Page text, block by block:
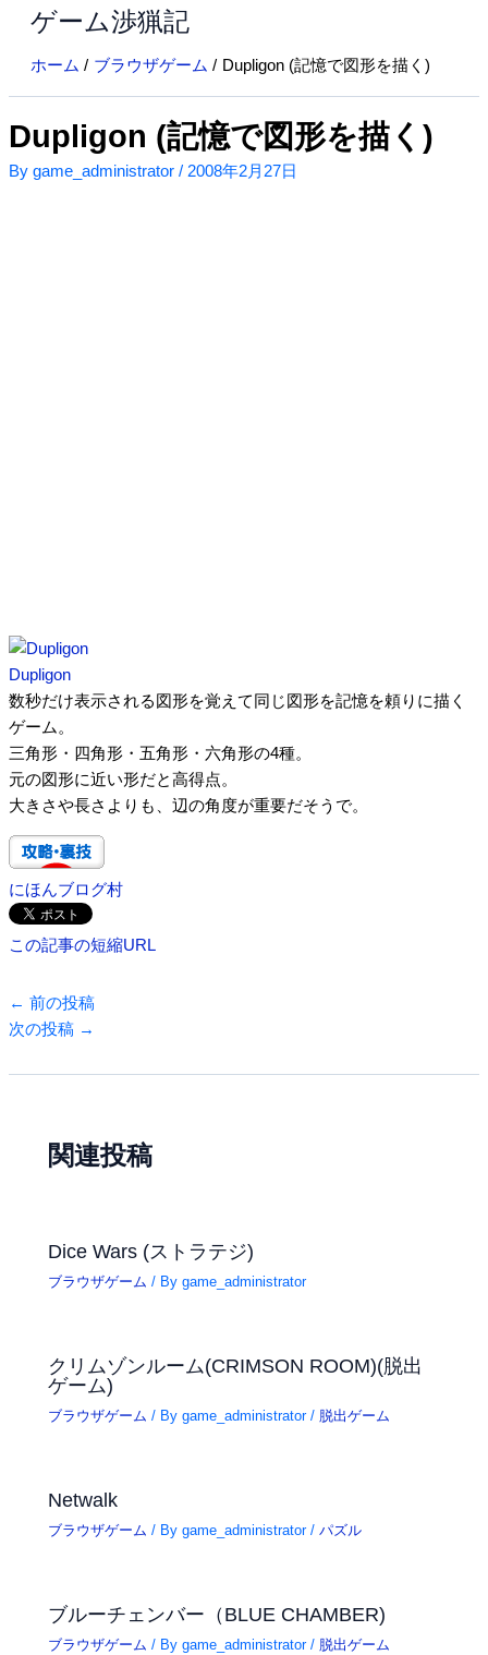
ス
キ
ッ
プ
ゲーム渉猟記
ホーム ブラウザゲーム Dupligon (記憶で図形を描く)
Dupligon (記憶で図形を描く)
By game_administrator / 2008年2月27日
Dupligon
数秒だけ表示される図形を覚えて同じ図形を記憶を頼りに描く
ゲーム。
三角形・四角形・五角形・六角形の4種。
元の図形に近い形だと高得点。
大きさや長さよりも、辺の角度が重要だそうで。
にほんブログ村
この記事の短縮URL
← 前の投稿
次の投稿 →
関連投稿
Dice Wars (ストラテジ)
ブラウザゲーム / Bygame_administrator
クリムゾンルーム(CRIMSON ROOM)(脱出
ゲーム)
ブラウザゲーム / Bygame_administrator/ 脱出ゲーム
Netwalk
ブラウザゲーム / Bygame_administrator/パズル
ブルーチェンバー（BLUE CHAMBER)
ブラウザゲーム / Bygame_administrator/ 脱出ゲーム